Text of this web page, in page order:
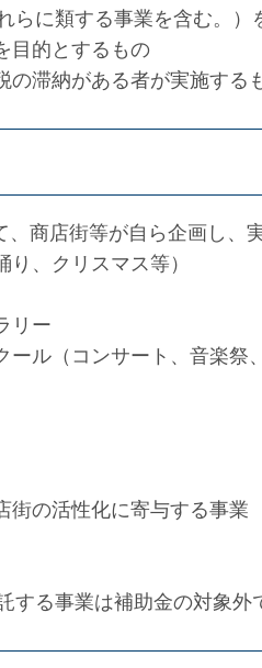
らに類する事業を含む。）
目的とするもの
の滞納がある者が実施する
商店街等が自ら企画し、
り、クリスマス等）
リー
ール（コンサート、音楽祭
街の活性化に寄与する事業
する事業は補助金の対象外